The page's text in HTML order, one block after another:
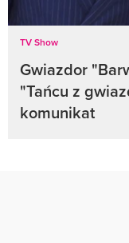
TV Show
Gwiazdor
"Tańcu z
komunikat